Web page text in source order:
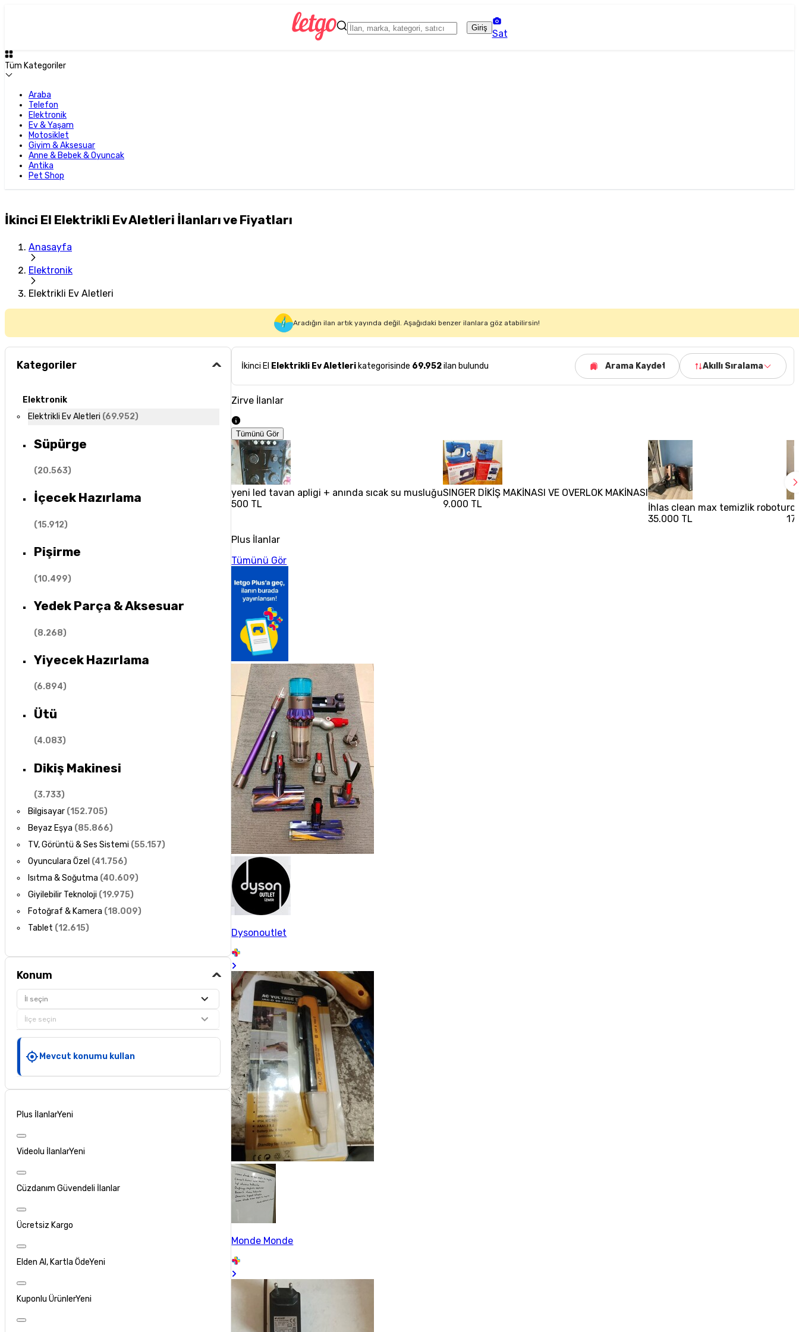
Giriş
Sat
Tüm Kategoriler
Araba
Telefon
Elektronik
Ev & Yaşam
Motosiklet
Giyim & Aksesuar
Anne & Bebek & Oyuncak
Antika
Pet Shop
İkinci El Elektrikli Ev Aletleri İlanları ve Fiyatları
Anasayfa
Elektronik
Elektrikli Ev Aletleri
Aradığın ilan artık yayında değil. Aşağıdaki benzer ilanlara göz atabilirsin!
Kategoriler
Elektronik
Elektrikli Ev Aletleri (69.952)
Süpürge
(20.563)
İçecek Hazırlama
(15.912)
Pişirme
(10.499)
Yedek Parça & Aksesuar
(8.268)
Yiyecek Hazırlama
(6.894)
Ütü
(4.083)
Dikiş Makinesi
(3.733)
Bilgisayar (152.705)
Beyaz Eşya (85.866)
TV, Görüntü & Ses Sistemi (55.157)
Oyunculara Özel (41.756)
Isıtma & Soğutma (40.609)
Giyilebilir Teknoloji (19.975)
Fotoğraf & Kamera (18.009)
Tablet (12.615)
Konum
İl seçin
İlçe seçin
Mevcut konumu kullan
Plus İlanlarYeni
Videolu İlanlarYeni
Cüzdanım Güvendeli İlanlar
Ücretsiz Kargo
Elden Al, Kartla ÖdeYeni
Kuponlu ÜrünlerYeni
İkinci El Elektrikli Ev Aletleri kategorisinde 69.952ilan bulundu Arama Kaydet Akıllı Sıralama
Zirve İlanlar
Tümünü Gör
yeni led tavan apligi + anında sıcak su musluğu
500 TL
SINGER DİKİŞ MAKİNASI VE OVERLOK MAKİNASI
9.000 TL
İhlas clean max temizlik robotu
35.000 TL
Plus İlanlar
Tümünü Gör
Dysonoutlet
Monde Monde